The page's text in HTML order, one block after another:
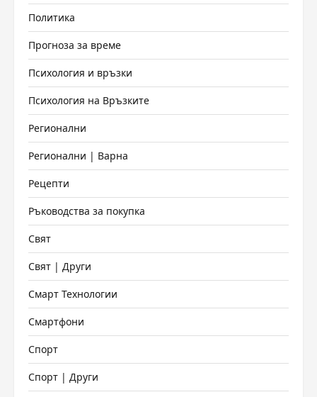
Политика
Прогноза за време
Психология и връзки
Психология на Връзките
Регионални
Регионални | Варна
Рецепти
Ръководства за покупка
Свят
Свят | Други
Смарт Технологии
Смартфони
Спорт
Спорт | Други